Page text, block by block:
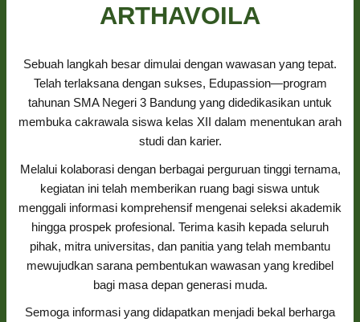
ARTHAVOILA
Sebuah langkah besar dimulai dengan wawasan yang tepat.
Telah terlaksana dengan sukses, Edupassion—program
tahunan SMA Negeri 3 Bandung yang didedikasikan untuk
membuka cakrawala siswa kelas XII dalam menentukan arah
studi dan karier.
Melalui kolaborasi dengan berbagai perguruan tinggi ternama,
kegiatan ini telah memberikan ruang bagi siswa untuk
menggali informasi komprehensif mengenai seleksi akademik
hingga prospek profesional. Terima kasih kepada seluruh
pihak, mitra universitas, dan panitia yang telah membantu
mewujudkan sarana pembentukan wawasan yang kredibel
bagi masa depan generasi muda.
Semoga informasi yang didapatkan menjadi bekal berharga